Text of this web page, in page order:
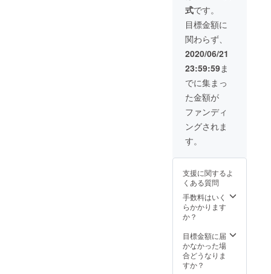
ております。 予
めご了承くださ
い。 ※支援時、
必ず備考欄にご
希望のお名前並
びに会社名・団
ださい。
式です。
目標金額に
関わらず、
2020/06/21
23:59:59ま
でに集まっ
た金額が
ファンディ
ングされま
す。
支援に関するよ
くある質問
手数料はいく
らかかります
か？
目標金額に届
かなかった場
合どうなりま
すか？